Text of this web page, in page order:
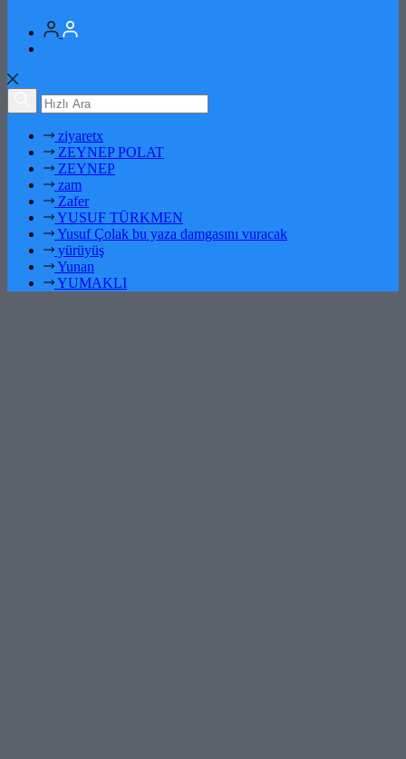
ziyaretx
ZEYNEP POLAT
ZEYNEP
zam
Zafer
YUSUF TÜRKMEN
Yusuf Çolak bu yaza damgasını vuracak
yürüyüş
Yunan
YUMAKLI